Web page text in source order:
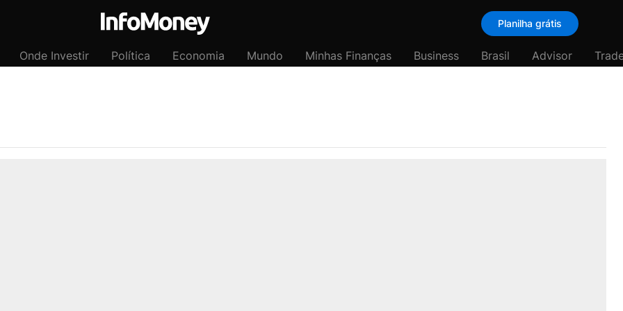
Planilha grátis
Onde Investir Política Economia Mundo Minhas Finanças Business Brasil Advisor